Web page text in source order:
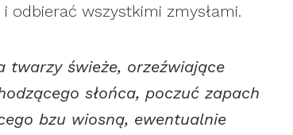
odbierać wszystkimi zmysłami.
twarzy świeże, orzeźwiające
słońca, poczuć zapach
bzu wiosną, ewentualnie